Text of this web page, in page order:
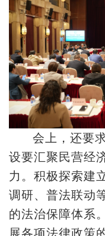
会上，还要
设要汇聚民营经
力。积极探索建
调研、普法联动
的法治保障体系
展各项法律政策